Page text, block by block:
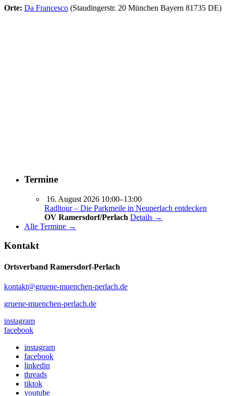
Orte: Da Francesco (Staudingerstr. 20 München Bayern 81735 DE)
Termine
16. August 2026 10:00–13:00
Radltour – Die Parkmeile in Neuperlach entdecken
OV Ramersdorf/Perlach Details →
Alle Termine →
Kontakt
Ortsverband Ramersdorf-Perlach
kontakt@gruene-muenchen-perlach.de
gruene-muenchen-perlach.de
instagram
facebook
instagram
facebook
linkedin
threads
tiktok
youtube